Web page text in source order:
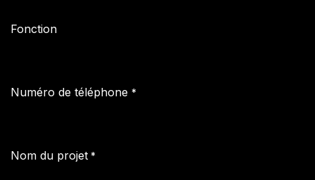
Fonction
Numéro de téléphone *
Nom du projet *